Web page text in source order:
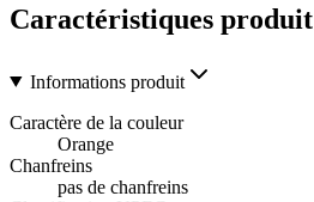
Caractéristiques produit
Informations produit
Caractère de la couleur
Orange
Chanfreins
pas de chanfreins